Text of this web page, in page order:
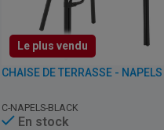
Le plus vendu
C-NAPELS-BLACK
En stock